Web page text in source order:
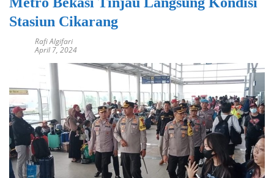
Stasiun Cikarang
Rafi Algifari
April 7, 2024